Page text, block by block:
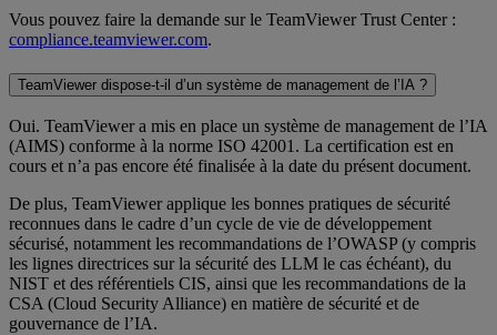
Vous pouvez faire la demande sur le TeamViewer Trust Center :
compliance.teamviewer.com.
TeamViewer dispose-t-il d’un système de management de l’IA ?
Oui. TeamViewer a mis en place un système de management de l’IA
(AIMS) conforme à la norme ISO 42001. La certification est en
cours et n’a pas encore été finalisée à la date du présent document.
De plus, TeamViewer applique les bonnes pratiques de sécurité
reconnues dans le cadre d’un cycle de vie de développement
sécurisé, notamment les recommandations de l’OWASP (y compris
les lignes directrices sur la sécurité des LLM le cas échéant), du
NIST et des référentiels CIS, ainsi que les recommandations de la
CSA (Cloud Security Alliance) en matière de sécurité et de
gouvernance de l’IA.